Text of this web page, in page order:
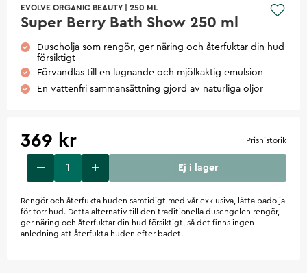
EVOLVE ORGANIC BEAUTY 250 ML
Super Berry Bath Show 250 ml
Duscholja som rengör, ger näring och återfuktar din hud
försiktigt
Förvandlas till en lugnande och mjölkaktig emulsion
En vattenfri sammansättning gjord av naturliga oljor
369 kr Prishistorik
Ej i lager
Rengör och återfukta huden samtidigt med vår exklusiva, lätta badolja
för torr hud. Detta alternativ till den traditionella duschgelen rengör,
ger näring och återfuktar din hud försiktigt, så det finns ingen
anledning att återfukta huden efter badet.